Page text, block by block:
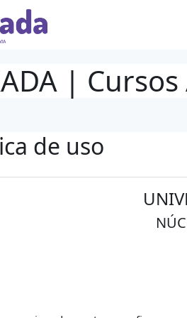
|
de uso